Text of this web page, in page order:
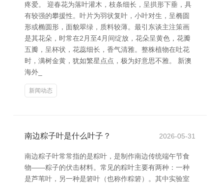
疼爱。 迎春花为落叶灌木，枝条细长，呈拱形下垂，具
有较强的攀援性。叶片为羽状复叶，小叶对生，呈椭圆
形或椭圆形，面貌翠绿，质料较薄。最引东谈主注策画
是其花朵，时常在2月至4月间绽放，花朵呈黄色，花瓣
五瓣，呈杯状，花蕊细长，香气清雅。整株植物在吐花
时，满树金黄，犹如繁星点点，极为好意思不雅。 新澳
海外_
新闻动态
南边粽子叶是什么叶子？ 2026-05-31
南边粽子叶常常指的是粽叶，是制作南边传统端午节食
物——粽子的伏击材料。常见的粽叶主要有两种：一种
是芦苇叶，另一种是箬叶（也称作粽箬）。其中实验室